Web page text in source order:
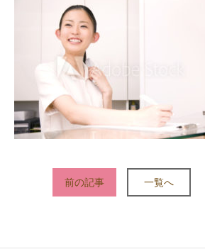
前の記事 一覧へ